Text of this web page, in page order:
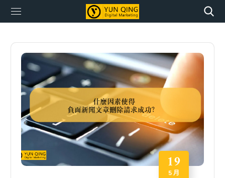
19
5 月